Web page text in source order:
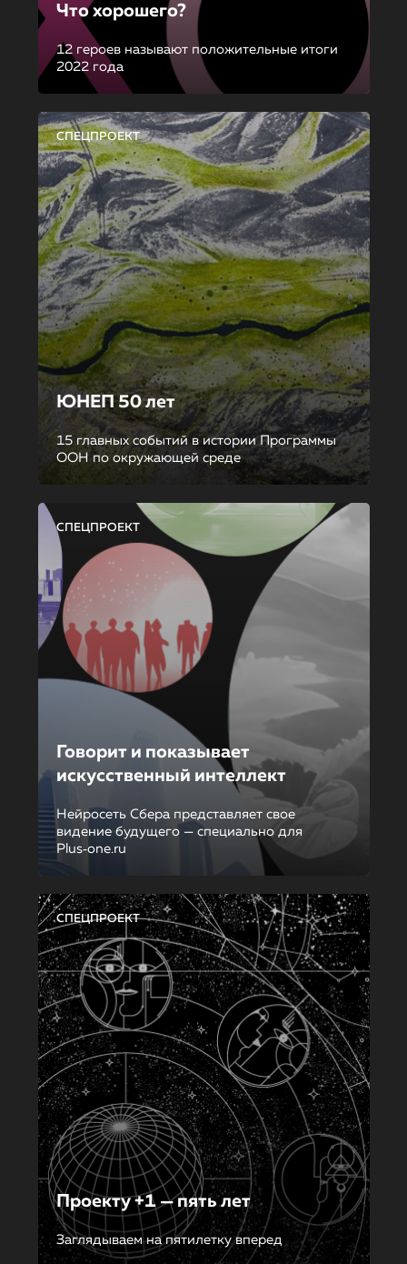
Что хорошего?
12 героев называют положительные итоги
2022 года
СПЕЦПРОЕКТ
ЮНЕП 50 лет
15 главных событий в истории Программы
ООН по окружающей среде
СПЕЦПРОЕКТ
Говорит и показывает
искусственный интеллект
Нейросеть Сбера представляет свое
видение будущего — специально для
Plus‑one.ru
СПЕЦПРОЕКТ
Проекту +1 — пять лет
Заглядываем на пятилетку вперед